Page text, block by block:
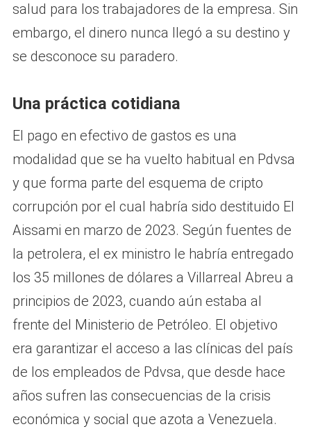
salud para los trabajadores de la empresa. Sin
embargo, el dinero nunca llegó a su destino y
se desconoce su paradero.
Una práctica cotidiana
El pago en efectivo de gastos es una
modalidad que se ha vuelto habitual en Pdvsa
y que forma parte del esquema de cripto
corrupción por el cual habría sido destituido El
Aissami en marzo de 2023. Según fuentes de
la petrolera, el ex ministro le habría entregado
los 35 millones de dólares a Villarreal Abreu a
principios de 2023, cuando aún estaba al
frente del Ministerio de Petróleo. El objetivo
era garantizar el acceso a las clínicas del país
de los empleados de Pdvsa, que desde hace
años sufren las consecuencias de la crisis
económica y social que azota a Venezuela.